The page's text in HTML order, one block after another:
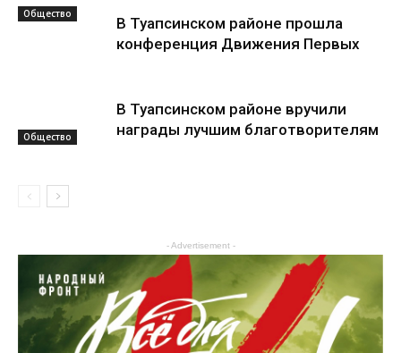
Общество
Общество
В Туапсинском районе прошла
конференция Движения Первых
В Туапсинском районе вручили
награды лучшим благотворителям
- Advertisement -